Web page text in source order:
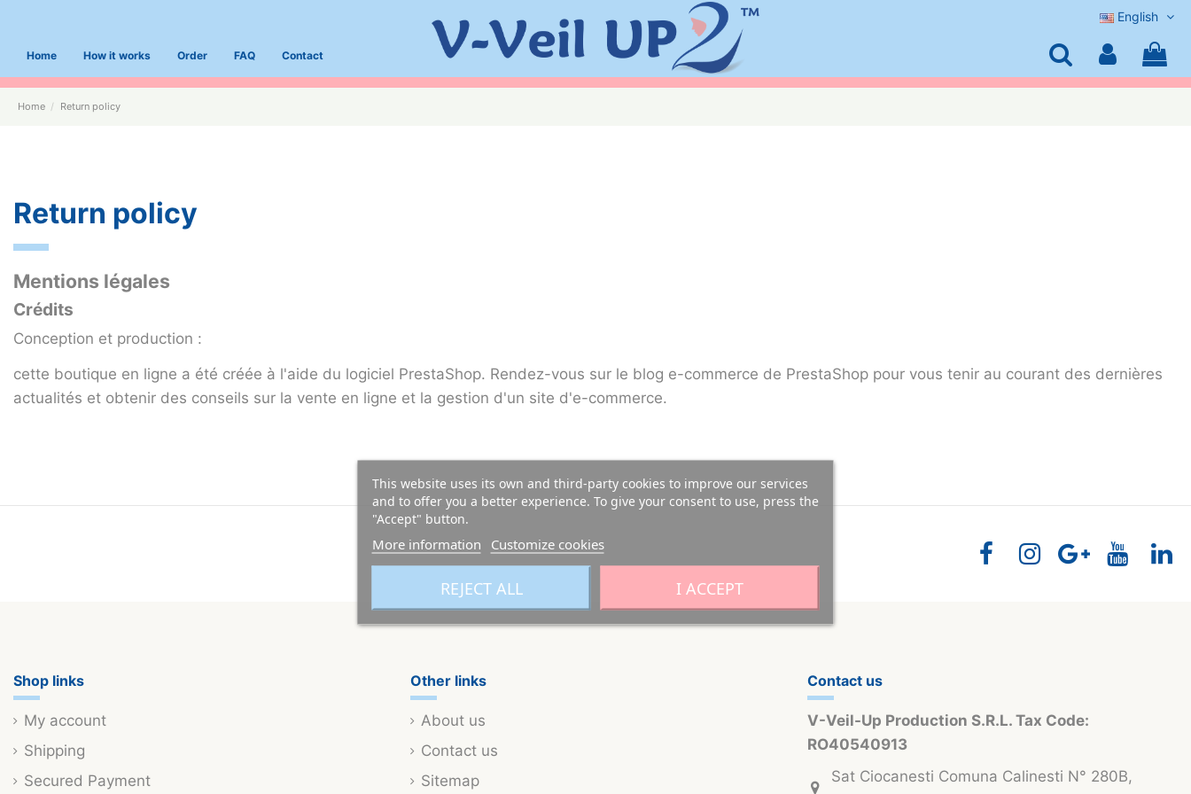
English
Home How it works Order FAQ Contact
Home Return policy
Return policy
Mentions légales
Crédits
Conception et production :
cette boutique en ligne a été créée à l'aide du logiciel PrestaShop. Rendez-vous sur le blog e-commerce de PrestaShop pour vous tenir au courant des dernières
actualités et obtenir des conseils sur la vente en ligne et la gestion d'un site d'e-commerce.
Shop links
My account
Shipping
Secured Payment
Other links
About us
Contact us
Sitemap
Contact us
V-Veil-Up Production S.R.L. Tax Code:
RO40540913
Sat Ciocanesti Comuna Calinesti N° 280B,
This website uses its own and third-party cookies to improve our services
and to offer you a better experience. To give your consent to use, press the
"Accept" button.
More information Customize cookies
REJECT ALL I ACCEPT